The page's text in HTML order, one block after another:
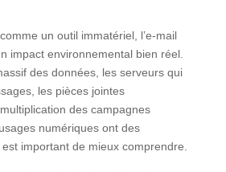
un outil immatériel, l’e-mail
impact environnemental bien réel.
des données, les serveurs qui
les pièces jointes
des campagnes
numériques ont des
important de mieux comprendre.